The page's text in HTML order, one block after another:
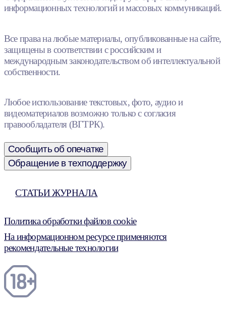
информационных технологий и массовых коммуникаций.
Все права на любые материалы, опубликованные на сайте,
защищены в соответствии с российским и
международным законодательством об интеллектуальной
собственности.
Любое использование текстовых, фото, аудио и
видеоматериалов возможно только с согласия
правообладателя (ВГТРК).
Сообщить об опечатке
Обращение в техподдержку
СТАТЬИ ЖУРНАЛА
Политика обработки файлов cookie
На информационном ресурсе применяются
рекомендательные технологии